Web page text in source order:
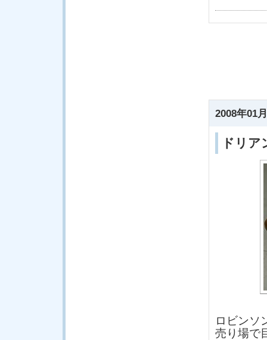
2008年01
ドリ
ロビンソ
売り場で